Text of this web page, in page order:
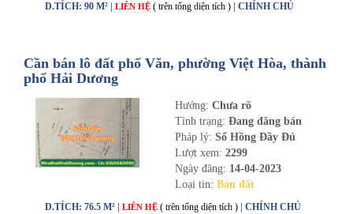
D.TÍCH: 90 M² | LIÊN HỆ ( trên tổng diện tích ) | CHÍNH CHỦ
Cần bán lô đất phố Văn, phường Việt Hòa, thành
phố Hải Dương
Hướng: Chưa rõ
Tình trạng: Đang đăng bán
Pháp lý: Sổ Hồng Đầy Đủ
Lượt xem: 2299
Ngày đăng: 14-04-2023
Loại tin: Bán đất
D.TÍCH: 76.5 M² | LIÊN HỆ ( trên tổng diện tích ) | CHÍNH CHỦ